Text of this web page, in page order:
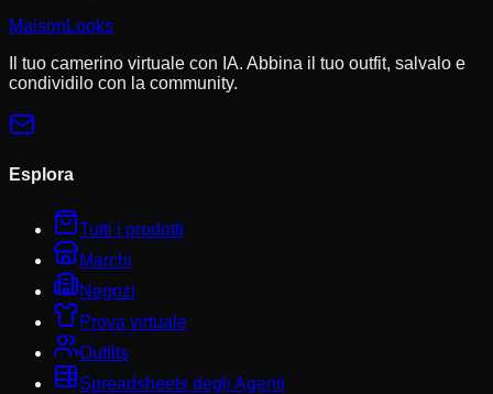
MaisonLooks
Il tuo camerino virtuale con IA. Abbina il tuo outfit, salvalo e
condividilo con la community.
Esplora
Tutti i prodotti
Marchi
Negozi
Prova virtuale
Outfits
Spreadsheets degli Agenti